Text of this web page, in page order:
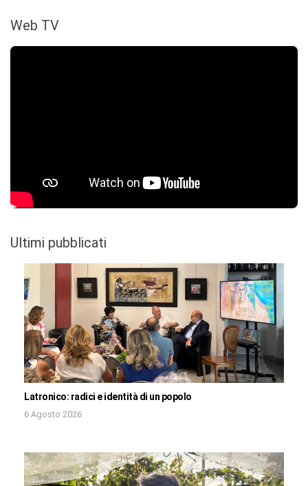
Web TV
Ultimi pubblicati
Latronico: radici e identità di un popolo
6 Agosto 2026